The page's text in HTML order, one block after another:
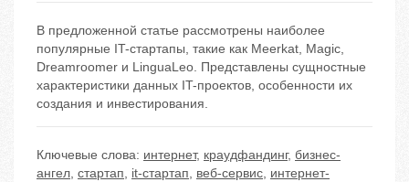
В предложенной статье рассмотрены наиболее
популярные IT-стартапы, такие как Meerkat, Magic,
Dreamroomer и LinguaLeo. Представлены сущностные
характеристики данных IT-проектов, особенности их
создания и инвестирования.
Ключевые слова: интернет, краудфандинг, бизнес-
ангел, стартап, it-стартап, веб-сервис, интернет-